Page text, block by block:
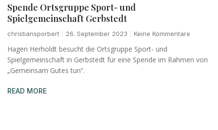
Spende Ortsgruppe Sport- und
Spielgemeinschaft Gerbstedt
christiansporbert 26. September 2023 Keine Kommentare
Hagen Herholdt besucht die Ortsgruppe Sport- und
Spielgemeinschaft in Gerbstedt für eine Spende im Rahmen von
„Gemeinsam Gutes tun“.
READ MORE